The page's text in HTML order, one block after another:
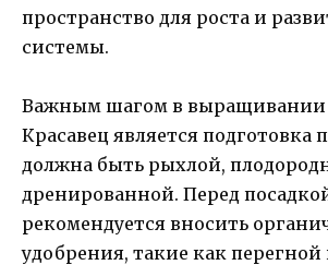
пространство для роста и
системы.
Важным шагом в выращивании
Красавец является подготовка
должна быть рыхлой,
дренированной. Перед
рекомендуется вносить
удобрения, такие как